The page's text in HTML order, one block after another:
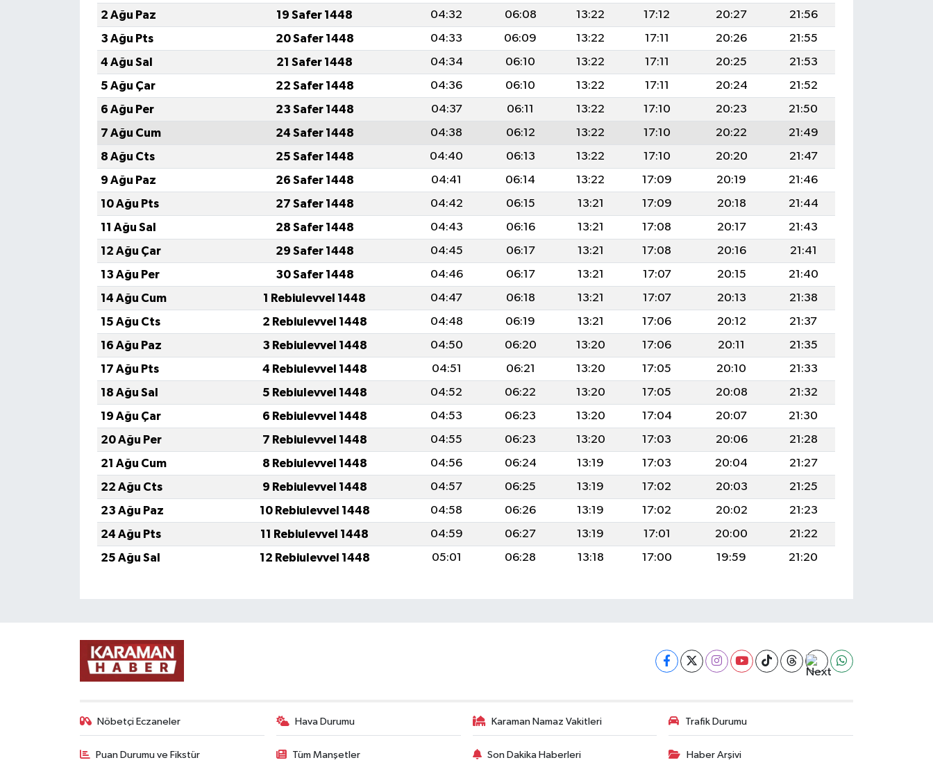
2 Ağu Paz
19 Safer 1448 04:32 06:08 13:22 17:12 20:27
21:56
3 Ağu Pts
20 Safer 1448 04:33 06:09 13:22 17:11 20:26
21:55
4 Ağu Sal
21 Safer 1448 04:34 06:10 13:22 17:11 20:25
21:53
5 Ağu Çar
22 Safer 1448 04:36 06:10 13:22 17:11 20:24
21:52
6 Ağu Per
23 Safer 1448 04:37 06:11 13:22 17:10 20:23
21:50
7 Ağu Cum
24 Safer 1448 04:38 06:12 13:22 17:10 20:22
21:49
8 Ağu Cts
25 Safer 1448 04:40 06:13 13:22 17:10 20:20
21:47
9 Ağu Paz
26 Safer 1448 04:41 06:14 13:22 17:09 20:19
21:46
10 Ağu Pts
27 Safer 1448 04:42 06:15 13:21 17:09 20:18
21:44
11 Ağu Sal
28 Safer 1448 04:43 06:16 13:21 17:08 20:17
21:43
12 Ağu Çar
29 Safer 1448 04:45 06:17 13:21 17:08 20:16
21:41
13 Ağu Per
30 Safer 1448 04:46 06:17 13:21 17:07 20:15
21:40
14 Ağu Cum
1 Rebiulevvel 1448 04:47 06:18 13:21 17:07 20:13
21:38
15 Ağu Cts
2 Rebiulevvel 1448 04:48 06:19 13:21 17:06 20:12
21:37
16 Ağu Paz
3 Rebiulevvel 1448 04:50 06:20 13:20 17:06 20:11
21:35
17 Ağu Pts
4 Rebiulevvel 1448 04:51 06:21 13:20 17:05 20:10
21:33
18 Ağu Sal
5 Rebiulevvel 1448 04:52 06:22 13:20 17:05 20:08
21:32
19 Ağu Çar
6 Rebiulevvel 1448 04:53 06:23 13:20 17:04 20:07
21:30
20 Ağu Per
7 Rebiulevvel 1448 04:55 06:23 13:20 17:03 20:06
21:28
21 Ağu Cum
8 Rebiulevvel 1448 04:56 06:24 13:19 17:03 20:04
21:27
22 Ağu Cts
9 Rebiulevvel 1448 04:57 06:25 13:19 17:02 20:03
21:25
23 Ağu Paz
10 Rebiulevvel 1448 04:58 06:26 13:19 17:02 20:02
21:23
24 Ağu Pts
11 Rebiulevvel 1448 04:59 06:27 13:19 17:01 20:00
21:22
25 Ağu Sal
12 Rebiulevvel 1448 05:01 06:28 13:18 17:00 19:59 21:20
Nöbetçi Eczaneler Hava Durumu Karaman Namaz Vakitleri Trafik Durumu
Puan Durumu ve Fikstür Tüm Manşetler Son Dakika Haberleri Haber Arşivi